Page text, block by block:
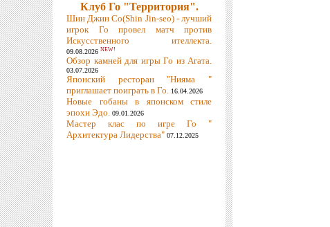
Клуб Го "Территория".
Шин Джин Со(Shin Jin-seo) - лучший
игрок Го провел матч против
Искусственного ителлекта.
09.08.2026 NEW!
Обзор камней для игры Го из Агата.
03.07.2026
Японский ресторан "Нияма "
приглашает поиграть в Го. 16.04.2026
Новые гобаны в японском стиле
эпохи Эдо. 09.01.2026
Мастер клас по игре Го "
Архитектура Лидерства" 07.12.2025